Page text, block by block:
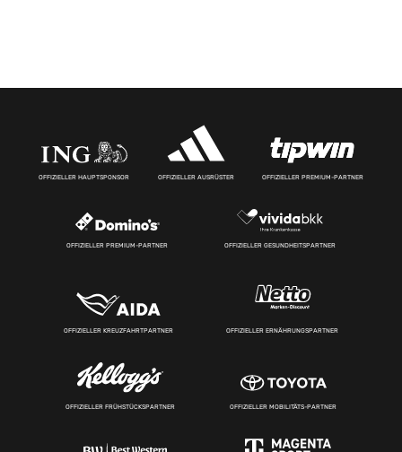
OFFIZIELLER HAUPTSPONSOR OFFIZIELLER AUSRÜSTER OFFIZIELLER PREMIUM-PARTNER
OFFIZIELLER PREMIUM-PARTNER OFFIZIELLER GESUNDHEITSPARTNER
OFFIZIELLER KREUZFAHRTPARTNER OFFIZIELLER ERNÄHRUNGSPARTNER
OFFIZIELLER FRÜHSTÜCKSPARTNER OFFIZIELLER MOBILITÄTS-PARTNER